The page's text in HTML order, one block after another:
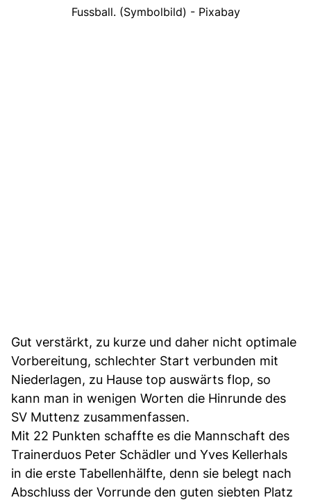
Fussball. (Symbolbild) - Pixabay
Gut verstärkt, zu kurze und daher nicht optimale
Vorbereitung, schlechter Start verbunden mit
Niederlagen, zu Hause top auswärts flop, so
kann man in wenigen Worten die Hinrunde des
SV Muttenz zusammenfassen.
Mit 22 Punkten schaffte es die Mannschaft des
Trainerduos Peter Schädler und Yves Kellerhals
in die erste Tabellenhälfte, denn sie belegt nach
Abschluss der Vorrunde den guten siebten Platz